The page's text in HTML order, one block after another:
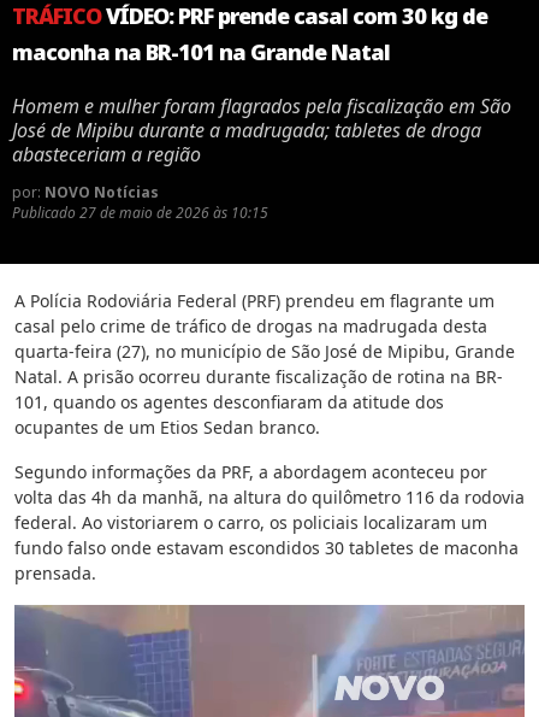
TRÁFICOVÍDEO: PRF prende casal com 30 kg de
maconha na BR-101 na Grande Natal
Homem e mulher foram flagrados pela fiscalização em São
José de Mipibu durante a madrugada; tabletes de droga
abasteceriam a região
por: NOVO Notícias
Publicado 27 de maio de 2026 às 10:15
A Polícia Rodoviária Federal (PRF) prendeu em flagrante um
casal pelo crime de tráfico de drogas na madrugada desta
quarta-feira (27), no município de São José de Mipibu, Grande
Natal. A prisão ocorreu durante fiscalização de rotina na BR-
101, quando os agentes desconfiaram da atitude dos
ocupantes de um Etios Sedan branco.
Segundo informações da PRF, a abordagem aconteceu por
volta das 4h da manhã, na altura do quilômetro 116 da rodovia
federal. Ao vistoriarem o carro, os policiais localizaram um
fundo falso onde estavam escondidos 30 tabletes de maconha
prensada.